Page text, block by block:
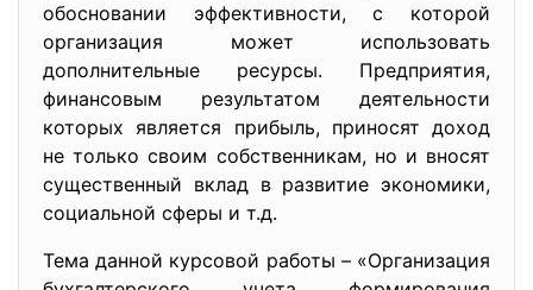
обосновании эффективности, с которой
организация может использовать
дополнительные ресурсы. Предприятия,
финансовым результатом деятельности
которых является прибыль, приносят доход
не только своим собственникам, но и вносят
существенный вклад в развитие экономики,
социальной сферы и т.д.
Тема данной курсовой работы – «Организация